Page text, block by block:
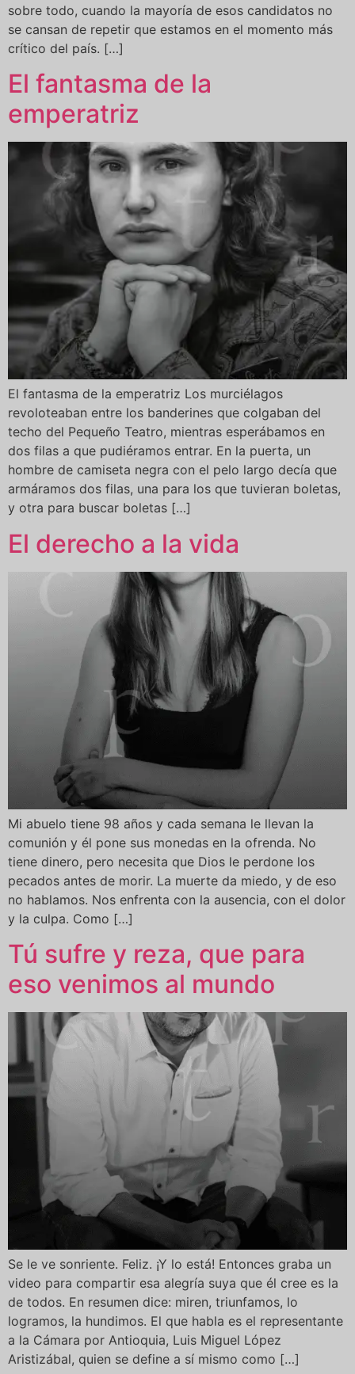
sobre todo, cuando la mayoría de esos candidatos no
se cansan de repetir que estamos en el momento más
crítico del país. […]
El fantasma de la
emperatriz
El fantasma de la emperatriz Los murciélagos
revoloteaban entre los banderines que colgaban del
techo del Pequeño Teatro, mientras esperábamos en
dos filas a que pudiéramos entrar. En la puerta, un
hombre de camiseta negra con el pelo largo decía que
armáramos dos filas, una para los que tuvieran boletas,
y otra para buscar boletas […]
El derecho a la vida
Mi abuelo tiene 98 años y cada semana le llevan la
comunión y él pone sus monedas en la ofrenda. No
tiene dinero, pero necesita que Dios le perdone los
pecados antes de morir. La muerte da miedo, y de eso
no hablamos. Nos enfrenta con la ausencia, con el dolor
y la culpa. Como […]
Tú sufre y reza, que para
eso venimos al mundo
Se le ve sonriente. Feliz. ¡Y lo está! Entonces graba un
video para compartir esa alegría suya que él cree es la
de todos. En resumen dice: miren, triunfamos, lo
logramos, la hundimos. El que habla es el representante
a la Cámara por Antioquia, Luis Miguel López
Aristizábal, quien se define a sí mismo como […]